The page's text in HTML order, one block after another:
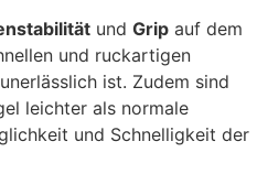
und Grip auf dem
und ruckartigen
ist. Zudem sind
leichter als normale
und Schnelligkeit der